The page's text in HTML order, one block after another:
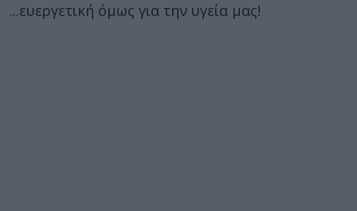
...ευεργετική όμως για την υγεία μας!